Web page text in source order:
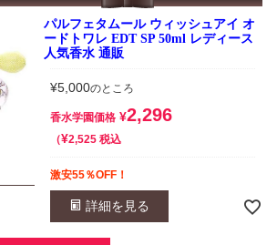
パルフェタムール ウィッシュアイ オ
ードトワレ EDT SP 50ml レディース
人気香水 通販
¥5,000のところ
香水学園価格 ¥2,296
¥2,525 税込
激安55％OFF！
詳細を見る